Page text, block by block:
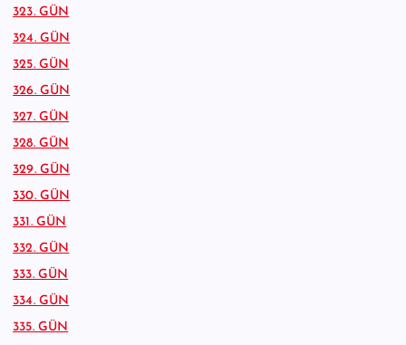
323. GÜN
324. GÜN
325. GÜN
326. GÜN
327. GÜN
328. GÜN
329. GÜN
330. GÜN
331. GÜN
332. GÜN
333. GÜN
334. GÜN
335. GÜN